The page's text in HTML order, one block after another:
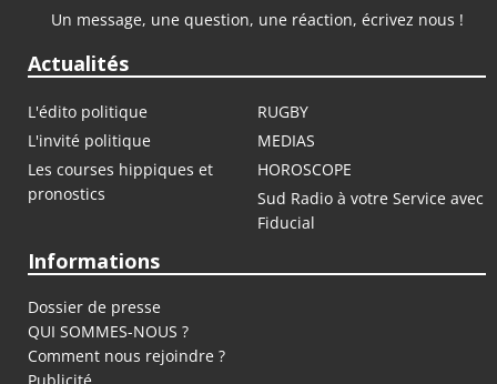
Un message, une question, une réaction, écrivez nous !
Actualités
L'édito politique
RUGBY
L'invité politique
MEDIAS
Les courses hippiques et
pronostics
HOROSCOPE
Sud Radio à votre Service avec
Fiducial
Informations
Dossier de presse
QUI SOMMES-NOUS ?
Comment nous rejoindre ?